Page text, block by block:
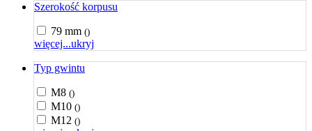
Szerokość korpusu
79 mm ()
więcej...ukryj
Typ gwintu
M8 ()
M10 ()
M12 ()